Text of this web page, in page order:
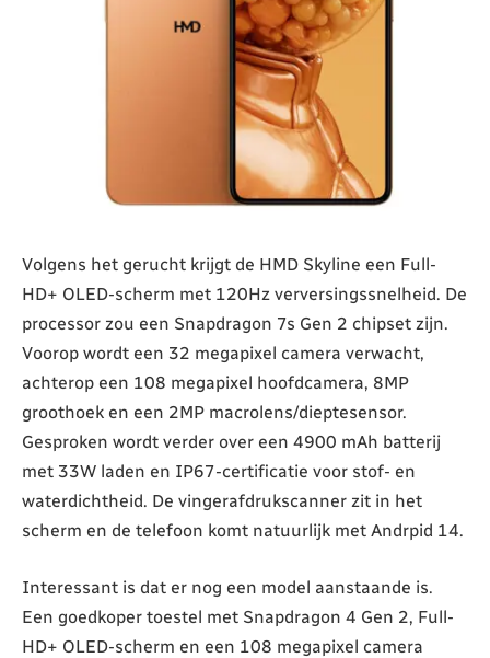
Volgens het gerucht krijgt de HMD Skyline een Full-
HD+ OLED-scherm met 120Hz verversingssnelheid. De
processor zou een Snapdragon 7s Gen 2 chipset zijn.
Voorop wordt een 32 megapixel camera verwacht,
achterop een 108 megapixel hoofdcamera, 8MP
groothoek en een 2MP macrolens/dieptesensor.
Gesproken wordt verder over een 4900 mAh batterij
met 33W laden en IP67-certificatie voor stof- en
waterdichtheid. De vingerafdrukscanner zit in het
scherm en de telefoon komt natuurlijk met Andrpid 14.
Interessant is dat er nog een model aanstaande is.
Een goedkoper toestel met Snapdragon 4 Gen 2, Full-
HD+ OLED-scherm en een 108 megapixel camera